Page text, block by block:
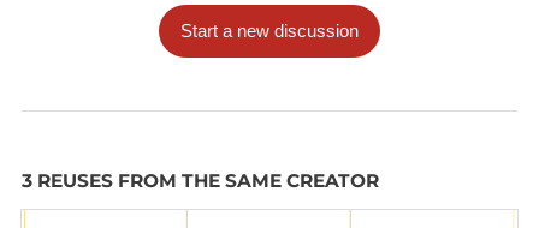
Start a new discussion
3 REUSES FROM THE SAME CREATOR